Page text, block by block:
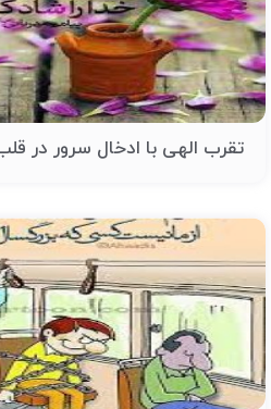
تقرب الهی با ادخال سرور در